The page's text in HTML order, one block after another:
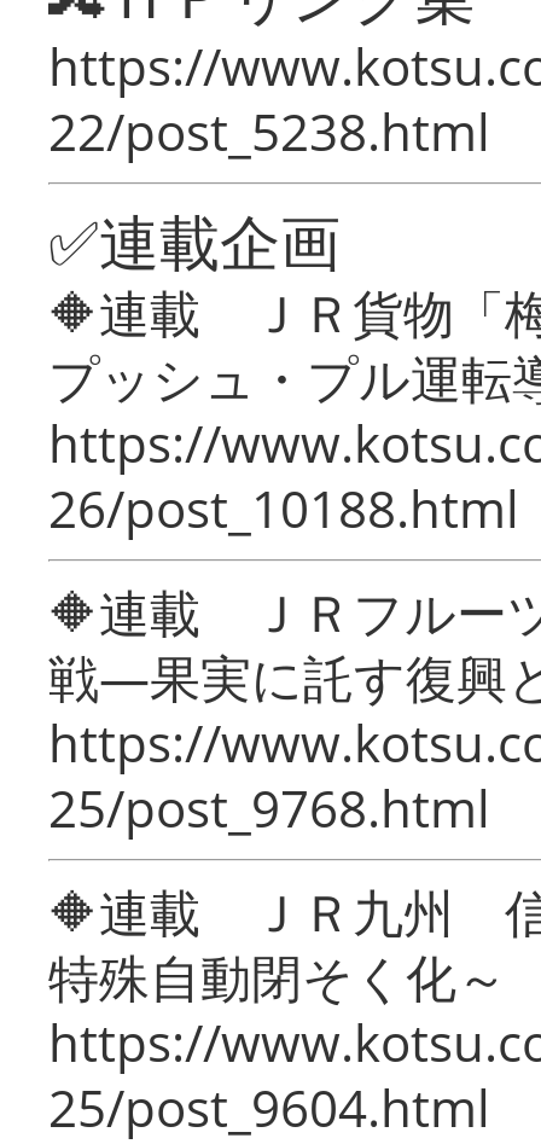
https://
22/post_5238.html
✅連載企画
🔶連載 ＪＲ貨物「
プッシュ・プル運転
https://
26/post_10188.html
🔶連載 ＪＲフルー
戦―果実に託す復興
https://
25/post_9768.html
🔶連載 ＪＲ九州 信
特殊自動閉そく化～
https://
25/post_9604.html